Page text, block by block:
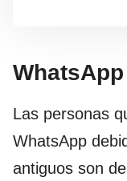
Las personas
WhatsApp
antiguos son